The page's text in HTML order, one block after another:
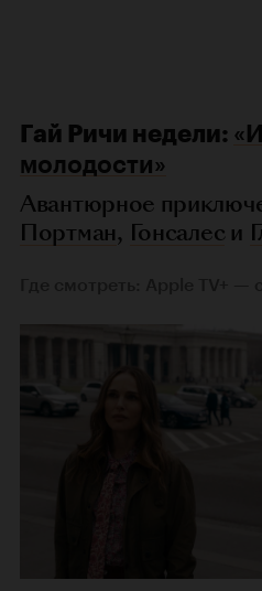
Гай Ричи недели:
молодости»
Авантюрное
Портман, Гонсалес и